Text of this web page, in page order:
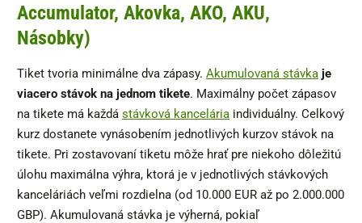
Accumulator, Akovka, AKO, AKU,
Násobky)
Tiket tvoria minimálne dva zápasy. Akumulovaná stávka je
viacero stávok na jednom tikete. Maximálny počet zápasov
na tikete má každá stávková kancelária individuálny. Celkový
kurz dostanete vynásobením jednotlivých kurzov stávok na
tikete. Pri zostavovaní tiketu môže hrať pre niekoho dôležitú
úlohu maximálna výhra, ktorá je v jednotlivých stávkových
kanceláriách veľmi rozdielna (od 10.000 EUR až po 2.000.000
GBP). Akumulovaná stávka je výherná, pokiaľ